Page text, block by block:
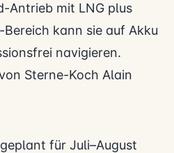
Antrieb mit LNG plus
kann sie auf Akku
navigieren.
Sterne-Koch Alain
für Juli–August